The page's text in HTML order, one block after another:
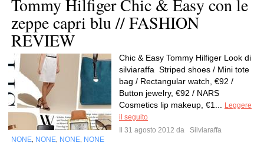
Tommy Hilfiger Chic & Easy con le
zeppe capri blu // FASHION
REVIEW
Chic & Easy Tommy Hilfiger Look di
silviaraffa Striped shoes / Mini tote
bag / Rectangular watch, €92 /
Button jewelry, €92 / NARS
Cosmetics lip makeup, €1...
Leggere
il seguito
Il 31 agosto 2012 da
Silviaraffa
NONE NONE NONE NONE